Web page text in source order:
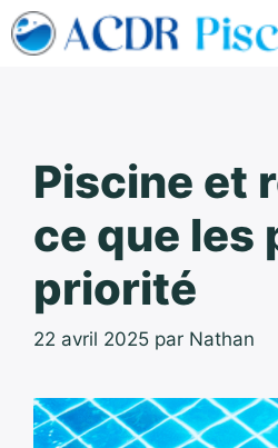
Aller
au
Piscine et
ce que les
priorité
22 avril 2025 par Nathan